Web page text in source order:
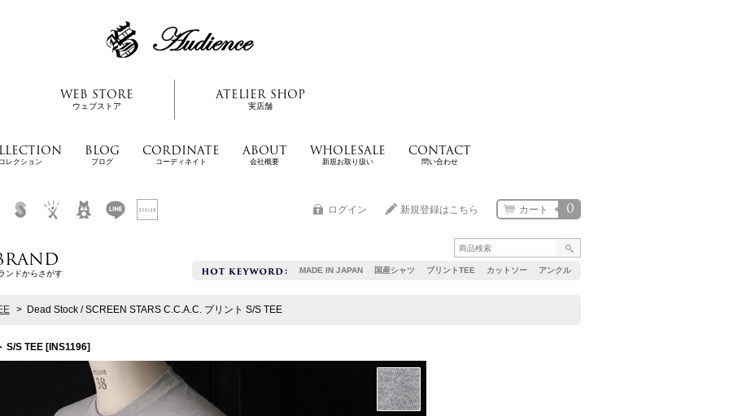
WEB STORE
ウェブストア
ATELIER SHOP
実店舗
レクション
BLOG
ブログ
CORDINATE
コーディネイト
ABOUT
会社概要
WHOLESALE
新規お取り扱い
CONTACT
問い合わせ
MADE IN JAPAN 国産シャツ プリントTEE カットソー アンクル
0
カート
ログイン 新規登録はこちら
ンドからさがす
> Dead Stock / SCREEN STARS C.C.A.C. プリント S/S TEE
S/S TEE [ INS1196]